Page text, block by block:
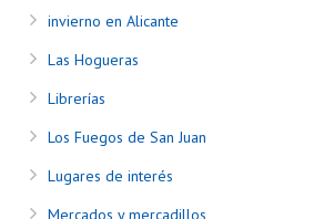
invierno en Alicante
Las Hogueras
Librerías
Los Fuegos de San Juan
Lugares de interés
Mercados y mercadillos